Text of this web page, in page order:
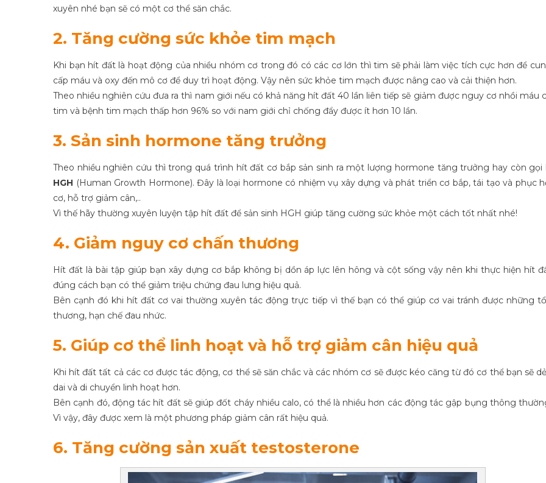
xuyên nhé bạn sẽ có một cơ thể săn chắc.
2. Tăng cường sức khỏe tim mạch
Khi bạn hít đất là hoạt động của nhiều nhóm cơ trong đó có các cơ lớn thì tim sẽ phải làm việc tích cực hơn để
cấp máu và oxy đến mô cơ để duy trì hoạt động. Vậy nên sức khỏe tim mạch được nâng cao và cải thiện hơn.
Theo nhiều nghiên cứu đưa ra thì nam giới nếu có khả năng hít đất 40 lần liên tiếp sẽ giảm được nguy cơ nhồi máu
tim và bệnh tim mạch thấp hơn 96% so với nam giới chỉ chống đẩy được ít hơn 10 lần.
3. Sản sinh hormone tăng trưởng
Theo nhiều nghiên cứu thì trong quá trình hít đất cơ bắp sản sinh ra một lượng hormone tăng trưởng hay còn gọi
HGH (Human Growth Hormone). Đây là loại hormone có nhiệm vụ xây dựng và phát triển cơ bắp, tái tạo và phục
cơ, hỗ trợ giảm cân,..
Vì thế hãy thường xuyên luyện tập hít đất để sản sinh HGH giúp tăng cường sức khỏe một cách tốt nhất nhé!
4. Giảm nguy cơ chấn thương
Hít đất là bài tập giúp bạn xây dựng cơ bắp không bị dồn áp lực lên hông và cột sống vậy nên khi thực hiện hít
đúng cách bạn có thể giảm triệu chứng đau lưng hiệu quả.
Bên cạnh đó khi hít đất cơ vai thường xuyên tác động trực tiếp vì thế bạn có thể giúp cơ vai tránh được những
thương, hạn chế đau nhức.
5. Giúp cơ thể linh hoạt và hỗ trợ giảm cân hiệu quả
Khi hít đất tất cả các cơ được tác động, cơ thể sẽ săn chắc và các nhóm cơ sẽ được kéo căng từ đó cơ thể bạn sẽ
dai và di chuyển linh hoạt hơn.
Bên cạnh đó, động tác hít đất sẽ giúp đốt cháy nhiều calo, có thể là nhiều hơn các động tác gập bụng thông
Vì vậy, đây được xem là một phương pháp giảm cân rất hiệu quả.
6. Tăng cường sản xuất testosterone